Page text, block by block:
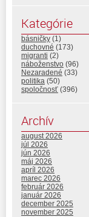
Kategórie
básničky (1)
duchovné (173)
migranti (2)
náboženstvo (96)
Nezaradené (33)
politika (50)
spoločnosť (396)
Archív
august 2026
júl 2026
jún 2026
máj 2026
apríl 2026
marec 2026
február 2026
január 2026
december 2025
november 2025